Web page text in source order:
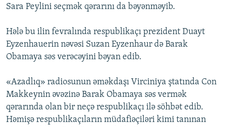
Sara Peylini seçmək qərarını da bəyənməyib.
Hələ bu ilin fevralında respublikaçı prezident Duayt
Eyzenhauerin nəvəsi Suzan Eyzenhaur də Barak
Obamaya səs verəcəyini bəyan edib.
«Azadlıq» radiosunun əməkdaşı Virciniya ştatında Con
Makkeynin əvəzinə Barak Obamaya səs vermək
qərarında olan bir neçə respublikaçı ilə söhbət edib.
Həmişə respublikaçıların müdafiəçiləri kimi tanınan